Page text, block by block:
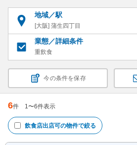
地域／駅
[大阪] 蒲生四丁目
業態／詳細条件
重飲食
今の条件を保存
6件 1〜6件表示
飲食店出店可の物件で絞る